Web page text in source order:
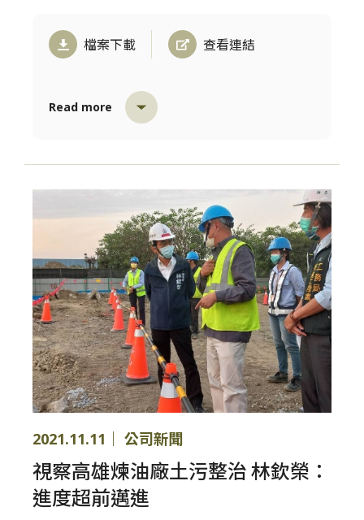
檔案下載 查看連結
Read more
2021.11.11｜ 公司新聞
視察高雄煉油廠土污整治 林欽榮：
進度超前邁進